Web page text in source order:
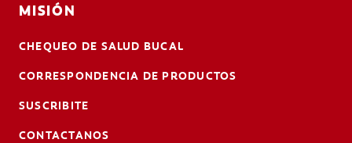
MISIÓN
CHEQUEO DE SALUD BUCAL
CORRESPONDENCIA DE PRODUCTOS
SUSCRIBITE
CONTACTANOS